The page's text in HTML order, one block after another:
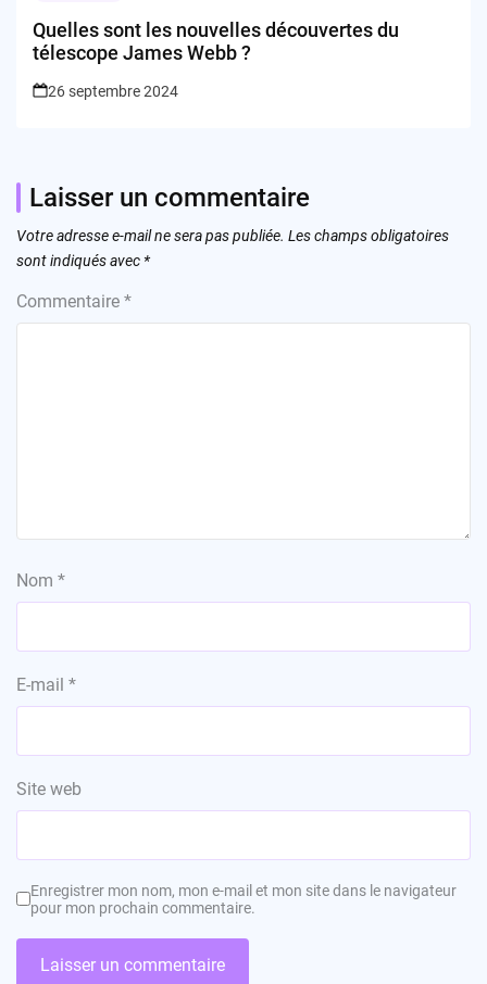
Quelles sont les nouvelles découvertes du
télescope James Webb ?
26 septembre 2024
Laisser un commentaire
Votre adresse e-mail ne sera pas publiée. Les champs obligatoires
sont indiqués avec *
Commentaire *
Nom *
E-mail *
Site web
Enregistrer mon nom, mon e-mail et mon site dans le navigateur
pour mon prochain commentaire.